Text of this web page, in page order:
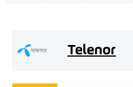
Telenor